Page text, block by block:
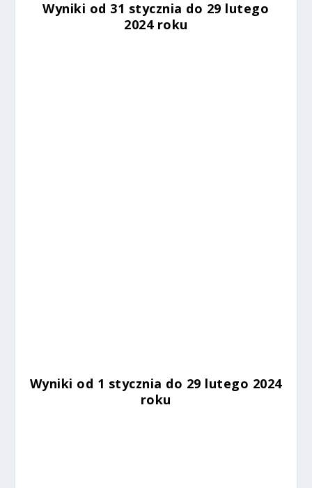
Wyniki od 31 stycznia do 29 lutego
2024 roku
Wyniki od 1 stycznia do 29 lutego 2024
roku